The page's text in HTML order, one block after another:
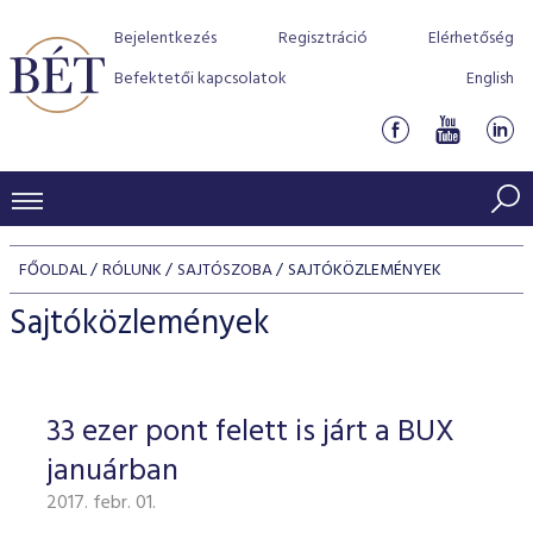
Bejelentkezés Regisztráció
Elérhetőség
Befektetői kapcsolatok
English
KERESKEDÉSI ADATOK
INDEXEK
Jelzáloglevél indexek
Vállalati kötvény indexek
Azonnali Piac
Részvények
Származékos piac
BEFEKTETŐK
Részvény szekció
Hitelpapír szekció
BÉT szabályzatok
Befektetővédelem
Alkalmazott díjstruktúra
Elszámolás
Részvény és vállalati kötvény tőzsdei bevezetését
program
BÉT Xtend - Részvénypiac egyszerűen
TŐZSDETAGOK
Tőzsdetagok, üzletkötők
VENDOROK
FŐOLDAL RÓLUNK SAJTÓSZOBA SAJTÓKÖZLEMÉNYEK
Sajtóközlemények
33 ezer pont felett is járt a BUX
januárban
2017. febr. 01.